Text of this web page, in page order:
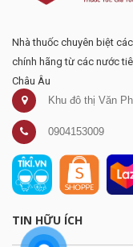
Nhà thuốc chuyên biệt
chính hãng từ các nước
Châu Âu
Khu đô thị Văn
0904153009
TIN HỮU ÍCH